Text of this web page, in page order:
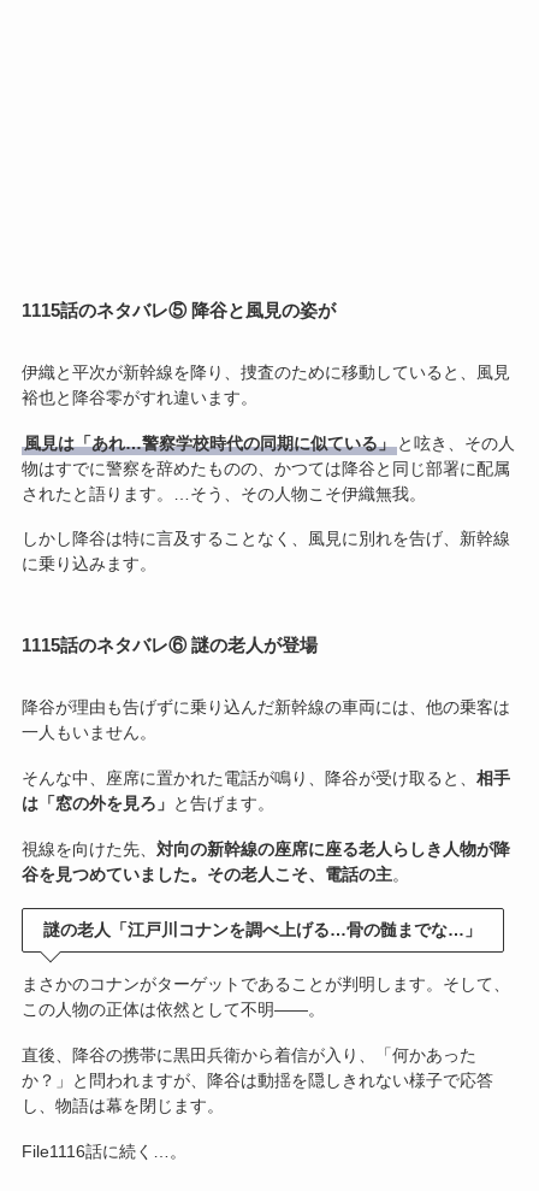
1115話のネタバレ⑤ 降谷と風見の姿が
伊織と平次が新幹線を降り、捜査のために移動していると、風見
裕也と降谷零がすれ違います。
風見は「あれ…警察学校時代の同期に似ている」と呟き、その人
物はすでに警察を辞めたものの、かつては降谷と同じ部署に配属
されたと語ります。…そう、その人物こそ伊織無我。
しかし降谷は特に言及することなく、風見に別れを告げ、新幹線
に乗り込みます。
1115話のネタバレ⑥ 謎の老人が登場
降谷が理由も告げずに乗り込んだ新幹線の車両には、他の乗客は
一人もいません。
そんな中、座席に置かれた電話が鳴り、降谷が受け取ると、 相手
は「窓の外を見ろ」 と告げます。
視線を向けた先、 対向の新幹線の座席に座る老人らしき人物が降
谷を見つめていました。その老人こそ、電話の主。
謎の老人「江戸川コナンを調べ上げる…骨の髄までな…」
まさかのコナンがターゲットであることが判明します。そして、
この人物の正体は依然として不明――。
直後、降谷の携帯に黒田兵衛から着信が入り、「何かあった
か？」と問われますが、降谷は動揺を隠しきれない様子で応答
し、物語は幕を閉じます。
File1116話に続く…。